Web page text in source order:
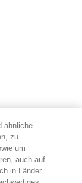
user/
ähnliche
zu
um
auch auf
in Länder